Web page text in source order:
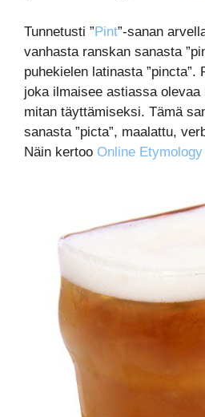
Tunnetusti ”Pint”-sanan
vanhasta ranskan sanasta
puhekielen latinasta ”pincta”.
joka ilmaisee astiassa
mitan täyttämiseksi. Tämä
sanasta ”picta”, maalattu,
Näin kertoo Online